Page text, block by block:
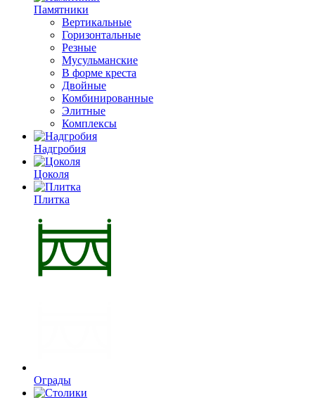
Памятники
Вертикальные
Горизонтальные
Резные
Мусульманские
В форме креста
Двойные
Комбинированные
Элитные
Комплексы
Надгробия
Цоколя
Плитка
Ограды